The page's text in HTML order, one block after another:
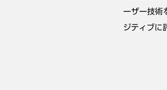
ーザー技術
ジティブに